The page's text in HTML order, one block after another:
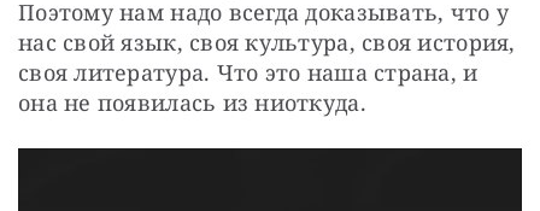
Поэтому нам надо всегда доказывать, что у
нас свой язык, своя культура, своя история,
своя литература. Что это наша страна, и
она не появилась из ниоткуда.